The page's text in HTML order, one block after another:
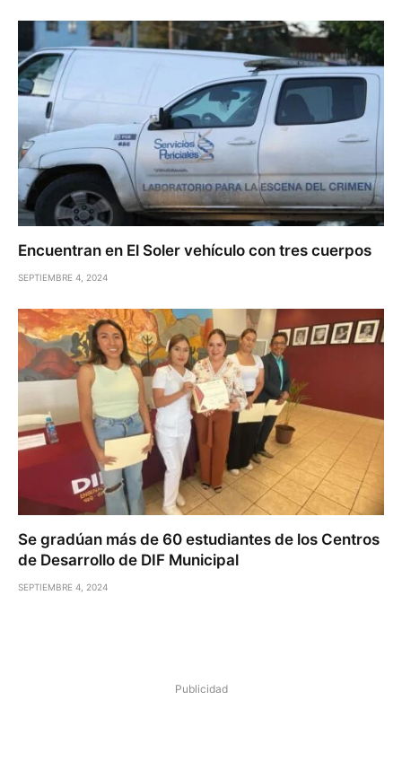
Encuentran en El Soler vehículo con tres cuerpos
SEPTIEMBRE 4, 2024
Se gradúan más de 60 estudiantes de los Centros
de Desarrollo de DIF Municipal
SEPTIEMBRE 4, 2024
Publicidad